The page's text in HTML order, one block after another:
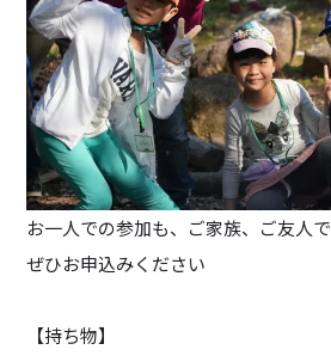
お一人での参加も、ご家族、ご友人
ぜひお申込みください
【持ち物】